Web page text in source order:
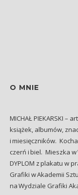
O MNIE
MICHAŁ PIEKARSKI –
książek, albumów,
i miesięczników.
czerń i biel. Mieszka
DYPLOM z plakatu w
Grafiki w Akademii
na Wydziale Grafiki